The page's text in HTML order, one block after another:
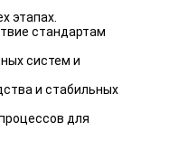
этапах.
стандартам
систем и
и стабильных
для